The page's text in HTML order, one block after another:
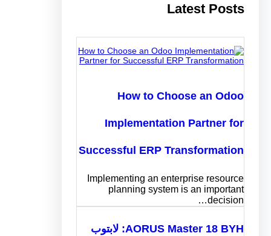
Latest Posts
How to Choose an Odoo
Implementation Partner for
Successful ERP Transformation
Implementing an enterprise resource
planning system is an important
decision…
AORUS Master 18 BYH: لابتوب